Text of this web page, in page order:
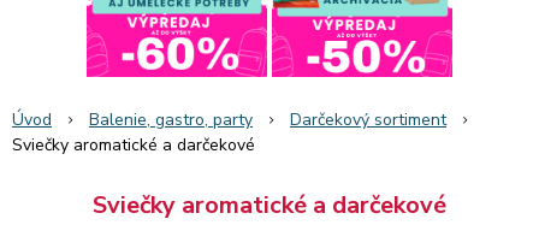
Úvod Balenie, gastro, party
Darčekový sortiment
Sviečky aromatické a darčekové
Sviečky aromatické a darčekové